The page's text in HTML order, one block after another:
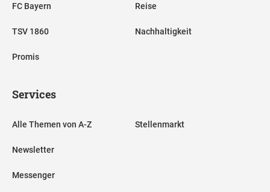
FC Bayern
TSV 1860
Promis
Reise
Nachhaltigkeit
Services
Alle Themen von A-Z
Newsletter
Messenger
Stellenmarkt